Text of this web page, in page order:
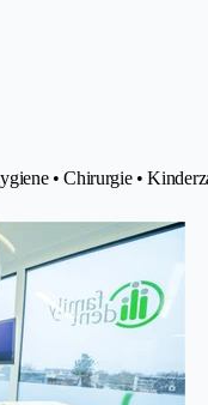
• Chirurgie •